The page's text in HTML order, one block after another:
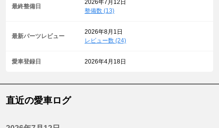
最終整備日
2026年7月12日
整備数 (13)
最新パーツレビュー
2026年8月1日
レビュー数 (24)
愛車登録日 2026年4月18日
直近の愛車ログ